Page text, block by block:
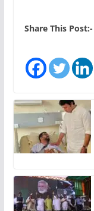
Share This Post:-